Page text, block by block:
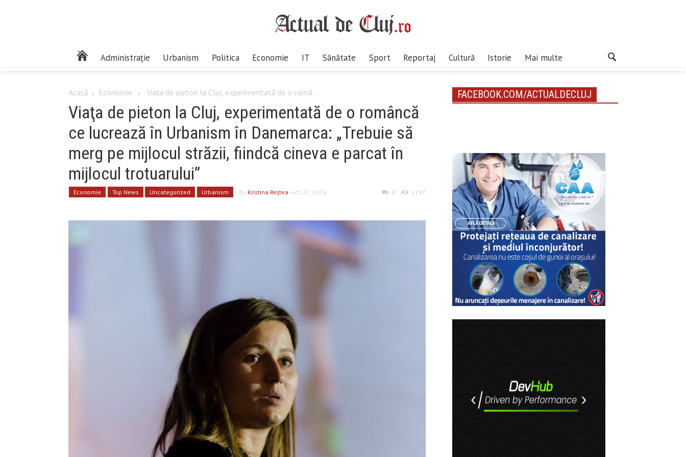
Administrație Urbanism Politica Economie IT Sănătate Sport Reportaj Cultură Istorie Mai multe
Acasă Economie Viaţa de pieton la Cluj, experimentată de o româ...
Viaţa de pieton la Cluj, experimentată de o româncă
ce lucrează în Urbanism în Danemarca: „Trebuie să
merg pe mijlocul străzii, fiindcă cineva e parcat în
mijlocul trotuarului”
Economie Top News Uncategorized Urbanism by Kristina Reştea- oct. 22, 2016 0 2197
FACEBOOK.COM/ACTUALDECLUJ